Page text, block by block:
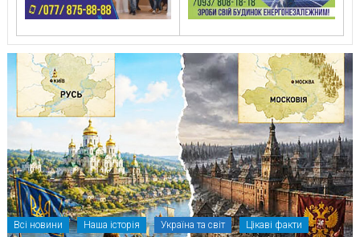
Всі новини Наша історія Україна та світ Цікаві факти